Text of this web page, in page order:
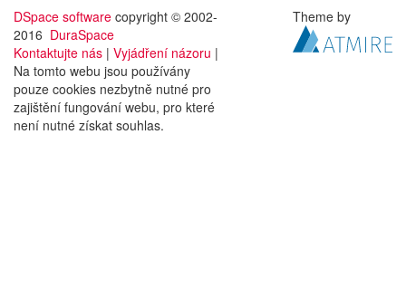
DSpace software copyright © 2002-
2016 DuraSpace
Kontaktujte nás | Vyjádření názoru |
Na tomto webu jsou používány
pouze cookies nezbytně nutné pro
zajištění fungování webu, pro které
není nutné získat souhlas.
Theme by